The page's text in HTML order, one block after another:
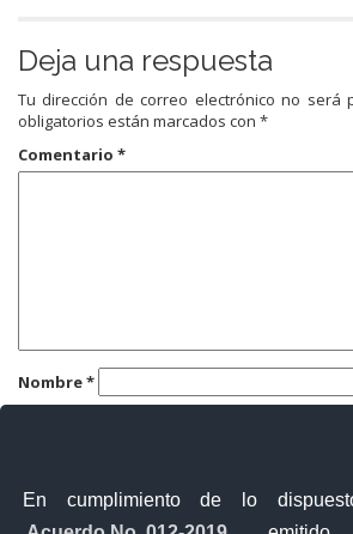
En cumplimiento de lo
Deja una respuesta
Tu dirección de correo electrónico no será
obligatorios están marcados con *
Comentario *
Nombre*